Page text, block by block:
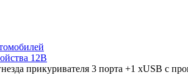
12В
прикуривателя 3 порта +1 xUSB с